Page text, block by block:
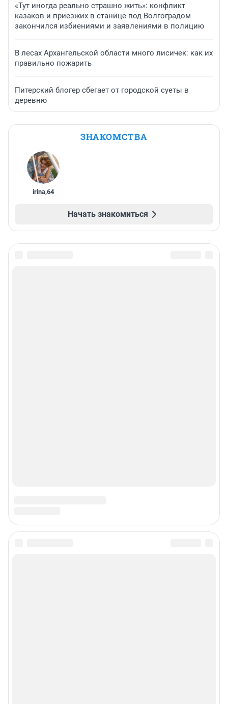
«Тут иногда реально страшно жить»: конфликт
казаков и приезжих в станице под Волгоградом
закончился избиениями и заявлениями в полицию
В лесах Архангельской области много лисичек: как их
правильно пожарить
Питерский блогер сбегает от городской суеты в
деревню
ЗНАКОМСТВА
irina,64
Начать знакомиться